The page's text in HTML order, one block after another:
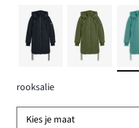
rooksalie
Kies je maat